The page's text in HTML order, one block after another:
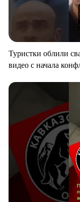
Туристки облили
видео с начала